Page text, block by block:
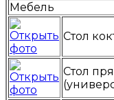
Мебель
Стол
Стол